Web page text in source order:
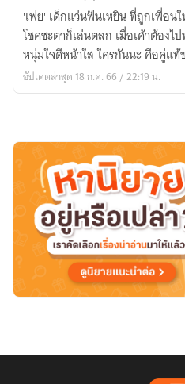
ทำ
ผม
เลย
นะ
ครับ
'เฟย' เด็กแว่นฟันเหยิน ที่ถูกเพื่อ
โชคชะตาก็เล่นตลก เมื่อเค้าต้อง
หนุ่มใจดีหน้าใส ใครกันนะ คือคู่แท้
อัปเดตล่าสุด 18 ก.ค. 66 / 22:19 น.